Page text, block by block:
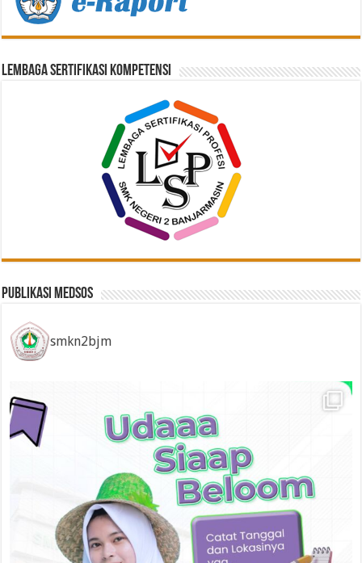
Lembaga Sertifikasi Kompetensi
Publikasi Medsos
smkn2bjm